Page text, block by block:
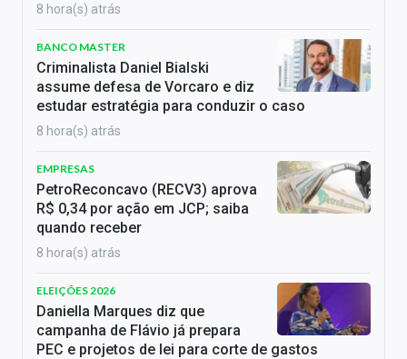
8 hora(s) atrás
BANCO MASTER
Criminalista Daniel Bialski
assume defesa de Vorcaro e diz
estudar estratégia para conduzir o caso
8 hora(s) atrás
EMPRESAS
PetroReconcavo (RECV3) aprova
R$ 0,34 por ação em JCP; saiba
quando receber
8 hora(s) atrás
ELEIÇÕES 2026
Daniella Marques diz que
campanha de Flávio já prepara
PEC e projetos de lei para corte de gastos